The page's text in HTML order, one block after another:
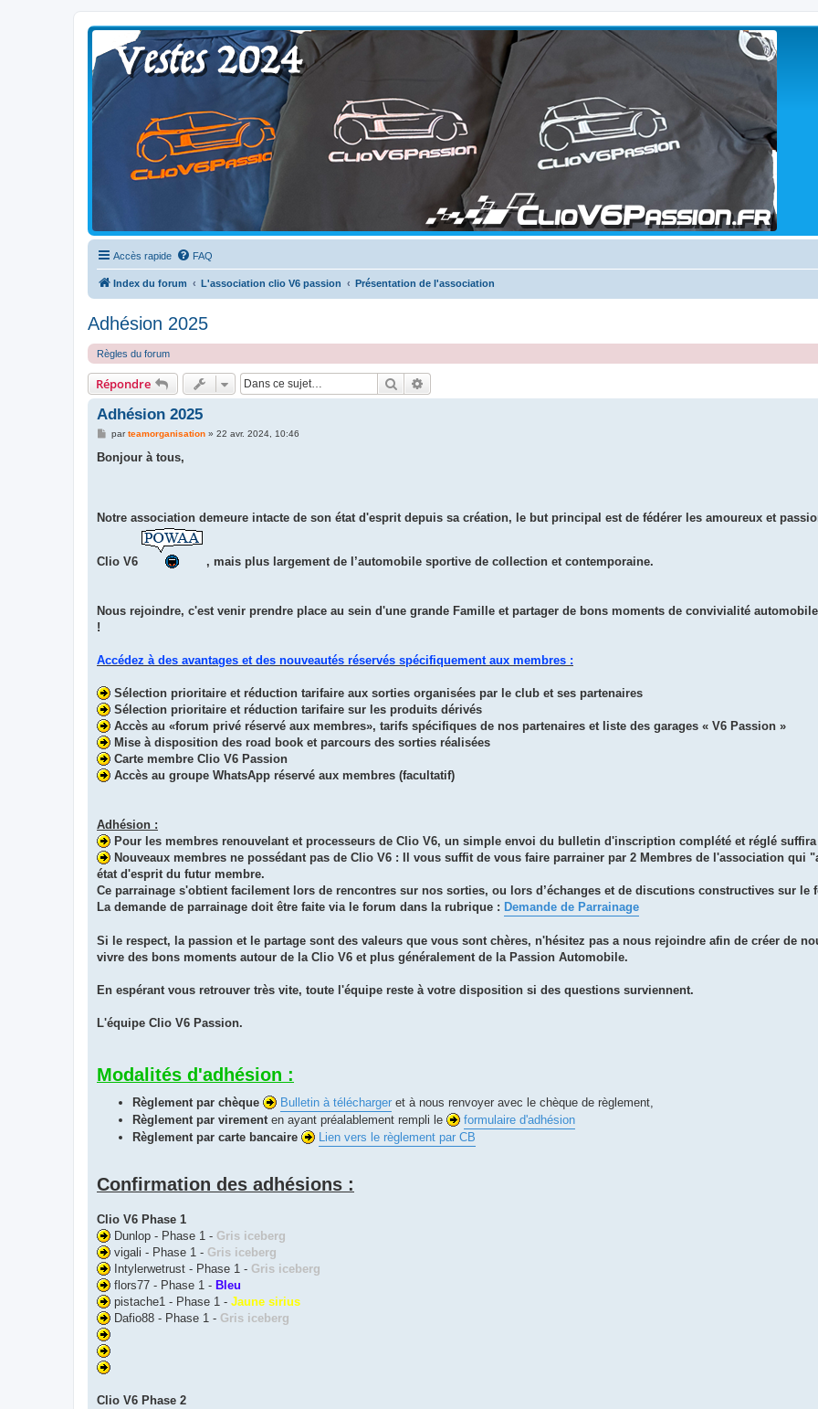
Clio V6 Passion
Le site français des passionnés de Clio V6
Accès rapide FAQ
Index du forum L'association clio V6 passion Présentation de l'association
Adhésion 2025
Règles du forum
Répondre Rechercher
Adhésion 2025
M
s
parteamorganisation» 22 avr. 2024, 10:46
Bonjour à tous,
Notre association demeure intacte de son état d'esprit depuis sa création, le but principal est de fédérer les amoureux et
Clio V6 , mais plus largement de l’automobile sportive de collection et contemporaine.
Nous rejoindre, c'est venir prendre place au sein d'une grande Famille et partager de bons moments de convivialité
!
Accédez à des avantages et des nouveautés réservés spécifiquement aux membres :
Sélection prioritaire et réduction tarifaire aux sorties organisées par le club et ses partenaires
Sélection prioritaire et réduction tarifaire sur les produits dérivés
Accès au «forum privé réservé aux membres», tarifs spécifiques de nos partenaires et liste des garages « V6 Passion »
Mise à disposition des road book et parcours des sorties réalisées
Carte membre Clio V6 Passion
Accès au groupe WhatsApp réservé aux membres (facultatif)
Adhésion :
Pour les membres renouvelant et processeurs de Clio V6, un simple envoi du bulletin d'inscription complété et réglé
Nouveaux membres ne possédant pas de Clio V6 : Il vous suffit de vous faire parrainer par 2 Membres de l'association qui
état d'esprit du futur membre.
Ce parrainage s'obtient facilement lors de rencontres sur nos sorties, ou lors d’échanges et de discutions constructives sur le
La demande de parrainage doit être faite via le forum dans la rubrique : Demande de Parrainage
Si le respect, la passion et le partage sont des valeurs que vous sont chères, n'hésitez pas a nous rejoindre afin de créer de
vivre des bons moments autour de la Clio V6 et plus généralement de la Passion Automobile.
En espérant vous retrouver très vite, toute l'équipe reste à votre disposition si des questions surviennent.
L'équipe Clio V6 Passion.
Modalités d'adhésion :
Règlement par chèque Bulletin à télécharger et à nous renvoyer avec le chèque de règlement,
Règlement par virementen ayant préalablement rempli le
formulaire d'adhésion
Règlement par carte bancaire
Lien vers le règlement par CB
Confirmation des adhésions :
Clio V6 Phase 1
Dunlop - Phase 1 - Gris iceberg
vigali - Phase 1 - Gris iceberg
Intylerwetrust - Phase 1 - Gris iceberg
flors77 - Phase 1 - Bleu
pistache1 - Phase 1 - Jaune sirius
Dafio88 - Phase 1 - Gris iceberg
Clio V6 Phase 2